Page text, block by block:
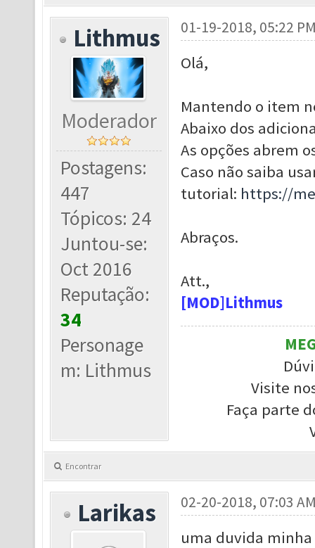
Lithmus
Moderador
Postagens:
447
Tópicos: 24
Juntou-se:
Oct 2016
Reputação:
34
Personage
m: Lithmus
01-19-2018, 05:22
Olá,
Mantendo o item
Abaixo dos
As opções abrem
Caso não saiba
tutorial: https://
Abraços.
Att.,
[MOD]Lithmus
Visite
Faça parte
Encontrar
Larikas 02-20-2018, 07:03
uma duvida